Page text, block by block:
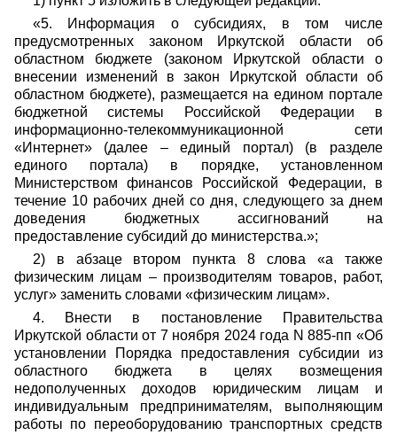
«5. Информация о субсидиях, в том числе
предусмотренных законом Иркутской области об
областном бюджете (законом Иркутской области о
внесении изменений в закон Иркутской области об
областном бюджете), размещается на едином портале
бюджетной системы Российской Федерации в
информационно-телекоммуникационной сети
«Интернет» (далее – единый портал) (в разделе
единого портала) в порядке, установленном
Министерством финансов Российской Федерации, в
течение 10 рабочих дней со дня, следующего за днем
доведения бюджетных ассигнований на
предоставление субсидий до министерства.»;
2) в абзаце втором пункта 8 слова «а также
физическим лицам – производителям товаров, работ,
услуг» заменить словами «физическим лицам».
4. Внести в постановление Правительства
Иркутской области от 7 ноября 2024 года N 885-пп «Об
установлении Порядка предоставления субсидии из
областного бюджета в целях возмещения
недополученных доходов юридическим лицам и
индивидуальным предпринимателям, выполняющим
работы по переоборудованию транспортных средств